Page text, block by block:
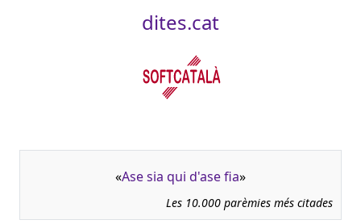
dites.cat
«Ase sia qui d'ase fia»
Les 10.000 parèmies més citades